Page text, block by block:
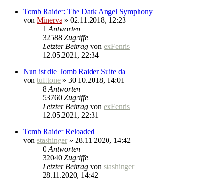
Tomb Raider: The Dark Angel Symphony
von Minerva » 02.11.2018, 12:23
1 Antworten
32588 Zugriffe
Letzter Beitrag von exFenris
12.05.2021, 22:34
Nun ist die Tomb Raider Suite da
von tufftone » 30.10.2018, 14:01
8 Antworten
53760 Zugriffe
Letzter Beitrag von exFenris
12.05.2021, 22:31
Tomb Raider Reloaded
von stashinger » 28.11.2020, 14:42
0 Antworten
32040 Zugriffe
Letzter Beitrag von stashinger
28.11.2020, 14:42